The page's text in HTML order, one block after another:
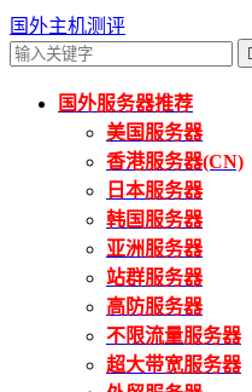
国外主机测评
国外服务器推荐
美国服务器
香港服务器(CN)
日本服务器
韩国服务器
亚洲服务器
站群服务器
高防服务器
不限流量服务器
超大带宽服务器